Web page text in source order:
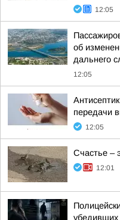
12:05
об
дальнего
12:05
передачи
12:05
Счастье –
12:01
убедивших